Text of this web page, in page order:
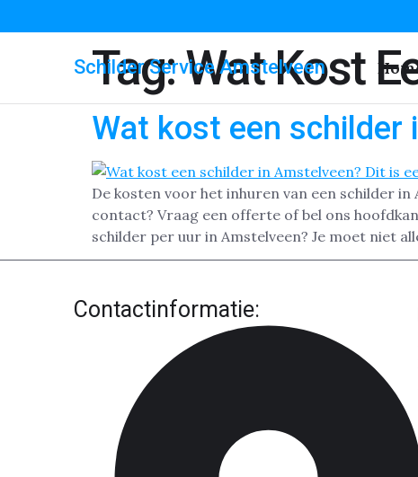
Schilder Service Amstelveen
Tag:Wat Kost
Wat kost een schilder
De kosten voor het inhuren van een schilder
contact? Vraag een offerte of bel ons
schilder per uur in Amstelveen? Je moet niet
Contactinformatie: